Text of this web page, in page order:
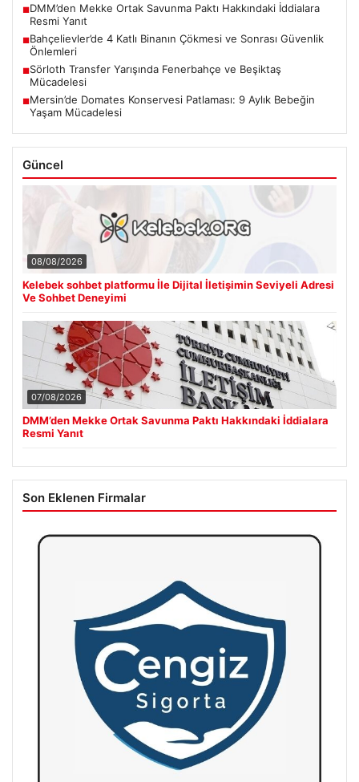
■DMM’den Mekke Ortak Savunma Paktı Hakkındaki İddialara
Resmi Yanıt
■Bahçelievler’de 4 Katlı Binanın Çökmesi ve Sonrası Güvenlik
Önlemleri
■Sörloth Transfer Yarışında Fenerbahçe ve Beşiktaş
Mücadelesi
■Mersin’de Domates Konservesi Patlaması: 9 Aylık Bebeğin
Yaşam Mücadelesi
Güncel
08/08/2026
Kelebek sohbet platformu İle Dijital İletişimin Seviyeli Adresi
Ve Sohbet Deneyimi
07/08/2026
DMM’den Mekke Ortak Savunma Paktı Hakkındaki İddialara
Resmi Yanıt
Son Eklenen Firmalar